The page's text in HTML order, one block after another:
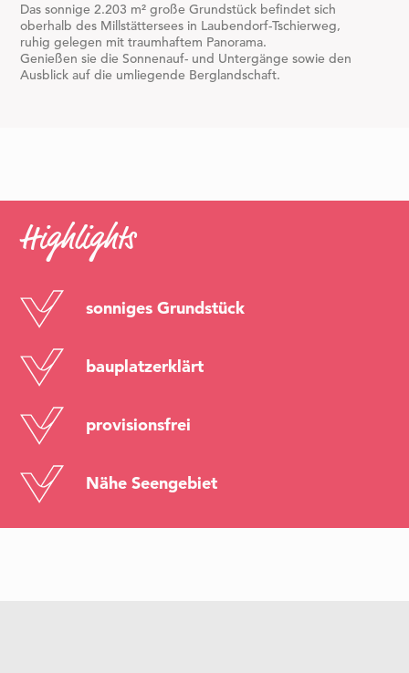
Das sonnige 2.203 m² große Grundstück befindet sich
oberhalb des Millstättersees in Laubendorf-Tschierweg,
ruhig gelegen mit traumhaftem Panorama.
Genießen sie die Sonnenauf- und Untergänge sowie den
Ausblick auf die umliegende Berglandschaft.
Highlights
sonniges Grundstück
bauplatzerklärt
provisionsfrei
Nähe Seengebiet